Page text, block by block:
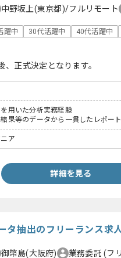
中野坂上(東京都)/フルリモート
躍中 30代活躍中 40代活躍中
正式決定となります。
を用いた分析実務経験
結果等のデータから一貫したレポー
ア
詳細を見る
タ抽出のフリーランス求
御幣島(大阪府) 業務委託(フ